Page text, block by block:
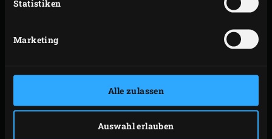
Statistiken
Marketing
Alle zulassen
Auswahl erlauben
VORBEREITUNG
Zum Pökeln 1,5 Liter Wasser zum Kochen bringen.
Pökellake ins Wasser geben. Ca. 15 Minuten ziehen
lassen. Die Pökellake mit 1 l kaltem Wasser
aufgießen und vor Gebrauch vollständig abkühlen